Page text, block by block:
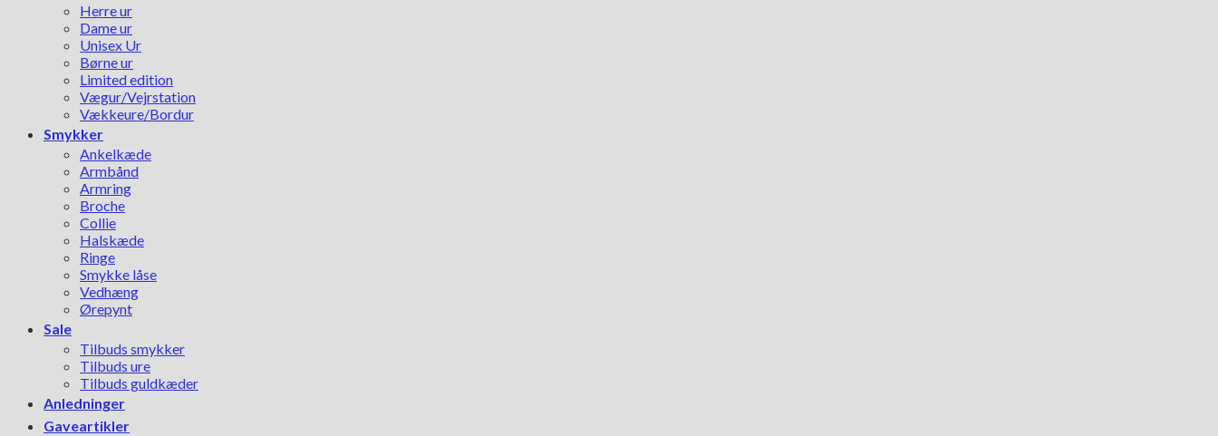
Herre ur
Dame ur
Unisex Ur
Børne ur
Limited edition
Vægur/Vejrstation
Vækkeure/Bordur
Smykker
Ankelkæde
Armbånd
Armring
Broche
Collie
Halskæde
Ringe
Smykke låse
Vedhæng
Ørepynt
Sale
Tilbuds smykker
Tilbuds ure
Tilbuds guldkæder
Anledninger
Gaveartikler